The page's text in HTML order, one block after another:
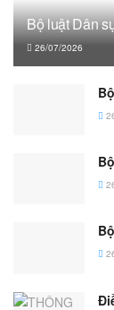
Bộ luật Dân
26/07/2026